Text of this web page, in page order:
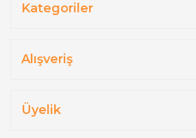
Kategoriler
Alışveriş
Üyelik